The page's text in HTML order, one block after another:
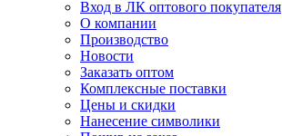
Вход в ЛК оптового покупателя
О компании
Производство
Новости
Заказать оптом
Комплексные поставки
Цены и скидки
Нанесение символики